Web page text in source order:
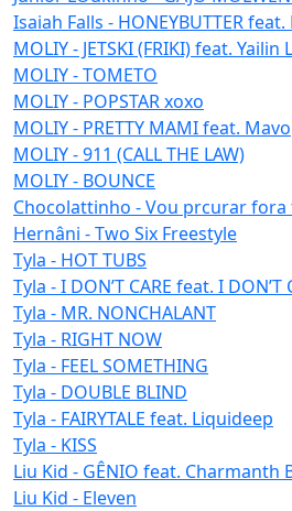
Isaiah Falls - HONEYBUTTER
MOLIY - JETSKI (FRIKI) feat. Yailin
MOLIY - TOMETO
MOLIY - POPSTAR xoxo
MOLIY - PRETTY MAMI feat. Mavo
MOLIY - 911 (CALL THE LAW)
MOLIY - BOUNCE
Chocolattinho - Vou prcurar fora
Hernâni - Two Six Freestyle
Tyla - HOT TUBS
Tyla - I DON’T CARE feat. I DON’T
Tyla - MR. NONCHALANT
Tyla - RIGHT NOW
Tyla - FEEL SOMETHING
Tyla - DOUBLE BLIND
Tyla - FAIRYTALE feat. Liquideep
Tyla - KISS
Liu Kid - GÊNIO feat. Charmanth
Liu Kid - Eleven